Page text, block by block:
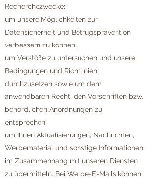
Recherchezwecke;
um unsere Möglichkeiten zur
Datensicherheit und Betrugsprävention
verbessern zu können;
um Verstöße zu untersuchen und unsere
Bedingungen und Richtlinien
durchzusetzen sowie um dem
anwendbaren Recht, den Vorschriften bzw.
behördlichen Anordnungen zu
entsprechen;
um Ihnen Aktualisierungen, Nachrichten,
Werbematerial und sonstige Informationen
im Zusammenhang mit unseren Diensten
zu übermitteln. Bei Werbe-E-Mails können